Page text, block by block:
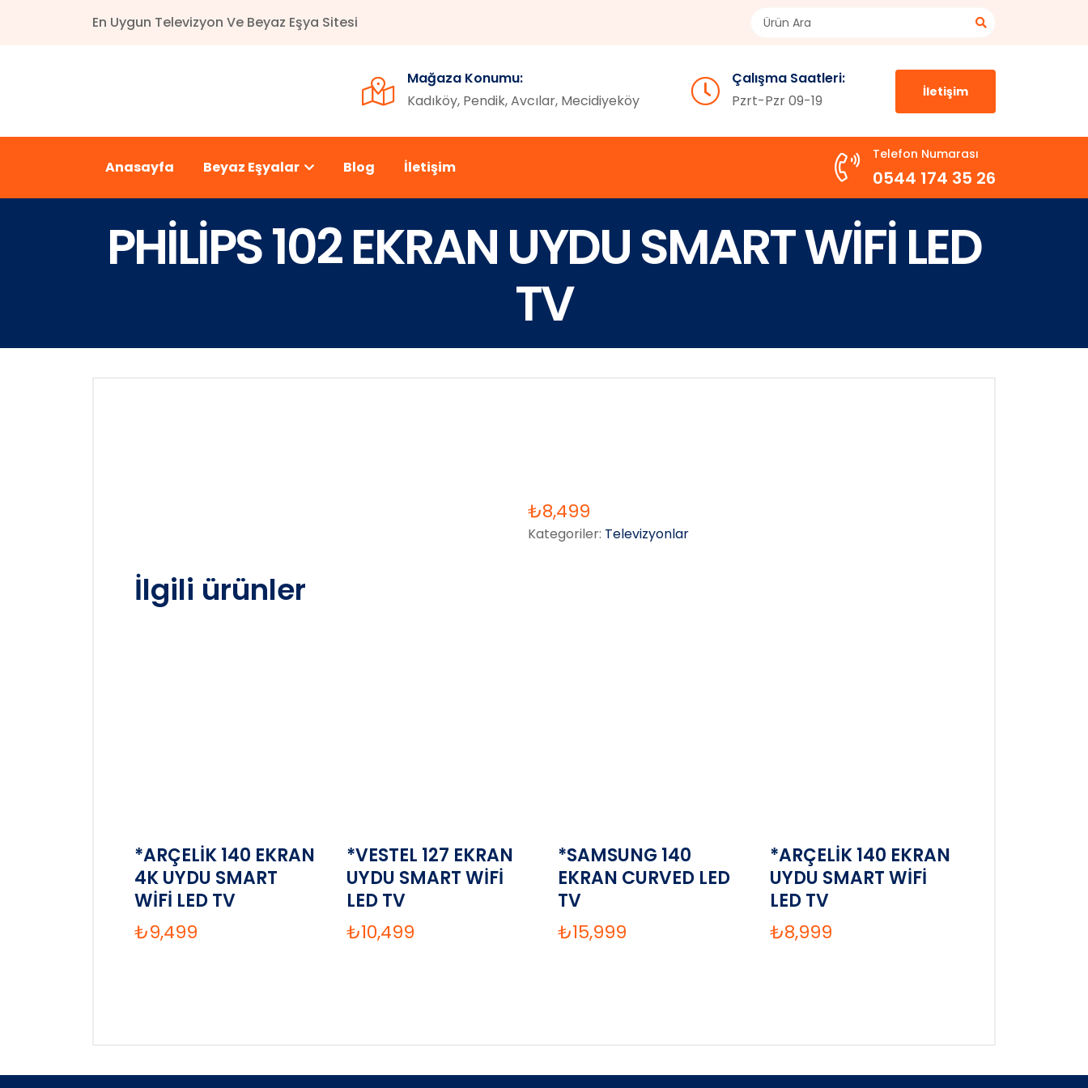
En Uygun Televizyon Ve Beyaz Eşya Sitesi
Mağaza Konumu:
Kadıköy, Pendik, Avcılar, Mecidiyeköy
Çalışma Saatleri:
Pzrt-Pzr 09-19
İletişim
Anasayfa Beyaz Eşyalar Blog İletişim
Telefon Numarası
0544 174 35 26
PHİLİPS 102 EKRAN UYDU SMART WİFİ LED
TV
₺8,499
Kategoriler: Televizyonlar
İlgili ürünler
*ARÇELİK 140 EKRAN
4K UYDU SMART
WİFİ LED TV
₺9,499
*VESTEL 127 EKRAN
UYDU SMART WİFİ
LED TV
₺10,499
*SAMSUNG 140
EKRAN CURVED LED
TV
₺15,999
*ARÇELİK 140 EKRAN
UYDU SMART WİFİ
LED TV
₺8,999